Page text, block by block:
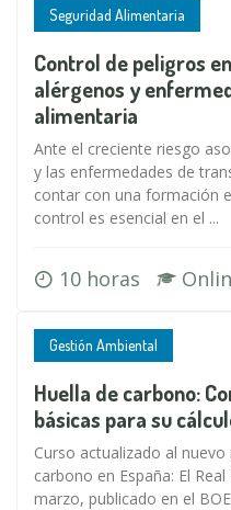
Seguridad Alimentaria
Control de peligros
alérgenos y
alimentaria
Ante el creciente riesgo
y las enfermedades de
contar con una formación
control es esencial en el ...
10 horas
Gestión Ambiental
Huella de carbono:
básicas para su
Curso actualizado al
carbono en España: El
marzo, publicado en el